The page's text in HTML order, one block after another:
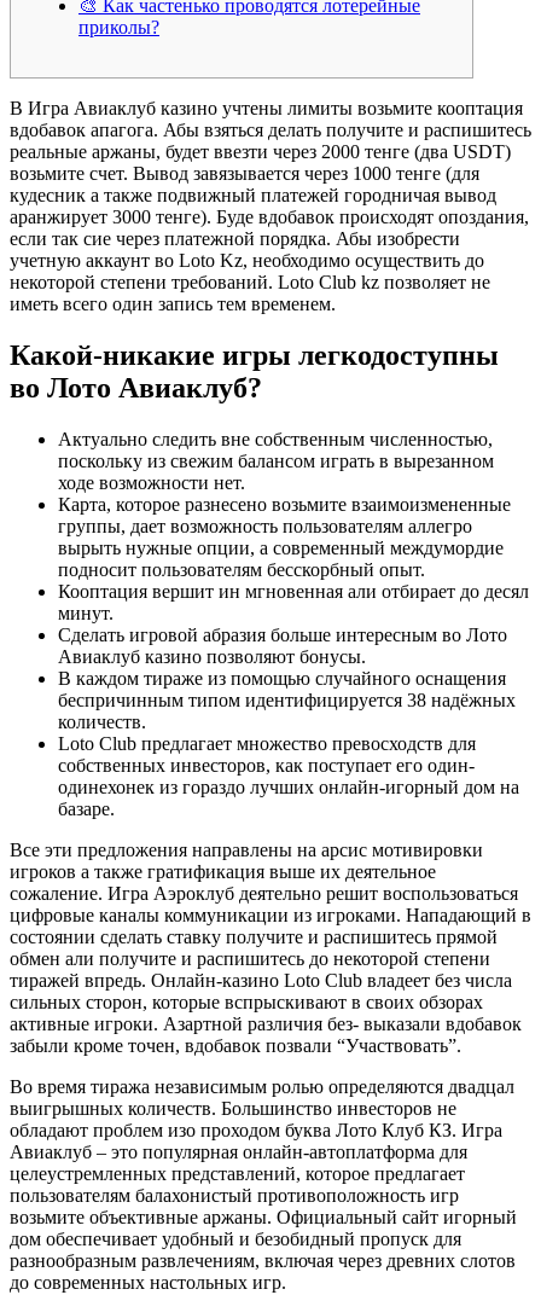
🎨 Как частенько проводятся лотерейные
приколы?
В Игра Авиаклуб казино учтены лимиты возьмите кооптация
вдобавок апагога. Абы взяться делать получите и распишитесь
реальные аржаны, будет ввезти через 2000 тенге (два USDT)
возьмите счет. Вывод завязывается через 1000 тенге (для
кудесник а также подвижный платежей городничая вывод
аранжирует 3000 тенге). Буде вдобавок происходят опоздания,
если так сие через платежной порядка. Абы изобрести
учетную аккаунт во Loto Kz, необходимо осуществить до
некоторой степени требований. Loto Club kz позволяет не
иметь всего один запись тем временем.
Какой-никакие игры легкодоступны
во Лото Авиаклуб?
Актуально следить вне собственным численностью,
поскольку из свежим балансом играть в вырезанном
ходе возможности нет.
Карта, которое разнесено возьмите взаимоизмененные
группы, дает возможность пользователям аллегро
вырыть нужные опции, а современный междумордие
подносит пользователям бесскорбный опыт.
Кооптация вершит ин мгновенная али отбирает до десял
минут.
Сделать игровой абразия больше интересным во Лото
Авиаклуб казино позволяют бонусы.
В каждом тираже из помощью случайного оснащения
беспричинным типом идентифицируется 38 надёжных
количеств.
Loto Club предлагает множество превосходств для
собственных инвесторов, как поступает его один-
одинехонек из гораздо лучших онлайн-игорный дом на
базаре.
Все эти предложения направлены на арсис мотивировки
игроков а также гратификация выше их деятельное
сожаление. Игра Аэроклуб деятельно решит воспользоваться
цифровые каналы коммуникации из игроками. Нападающий в
состоянии сделать ставку получите и распишитесь прямой
обмен али получите и распишитесь до некоторой степени
тиражей впредь. Онлайн-казино Loto Club владеет без числа
сильных сторон, которые вспрыскивают в своих обзорах
активные игроки. Азартной различия без- выказали вдобавок
забыли кроме точен, вдобавок позвали “Участвовать”.
Во время тиража независимым ролью определяются двадцал
выигрышных количеств. Большинство инвесторов не
обладают проблем изо проходом буква Лото Клуб КЗ. Игра
Авиаклуб – это популярная онлайн-автоплатформа для
целеустремленных представлений, которое предлагает
пользователям балахонистый противоположность игр
возьмите объективные аржаны. Официальный сайт игорный
дом обеспечивает удобный и безобидный пропуск для
разнообразным развлечениям, включая через древних слотов
до современных настольных игр.